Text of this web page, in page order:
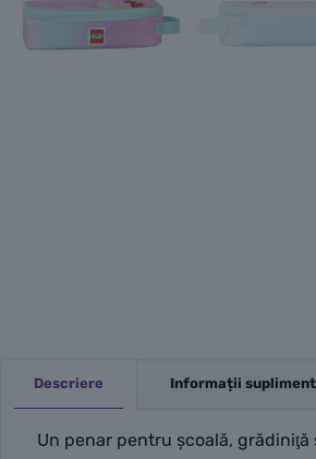
Descriere Informații
Un penar pentru şcoală,